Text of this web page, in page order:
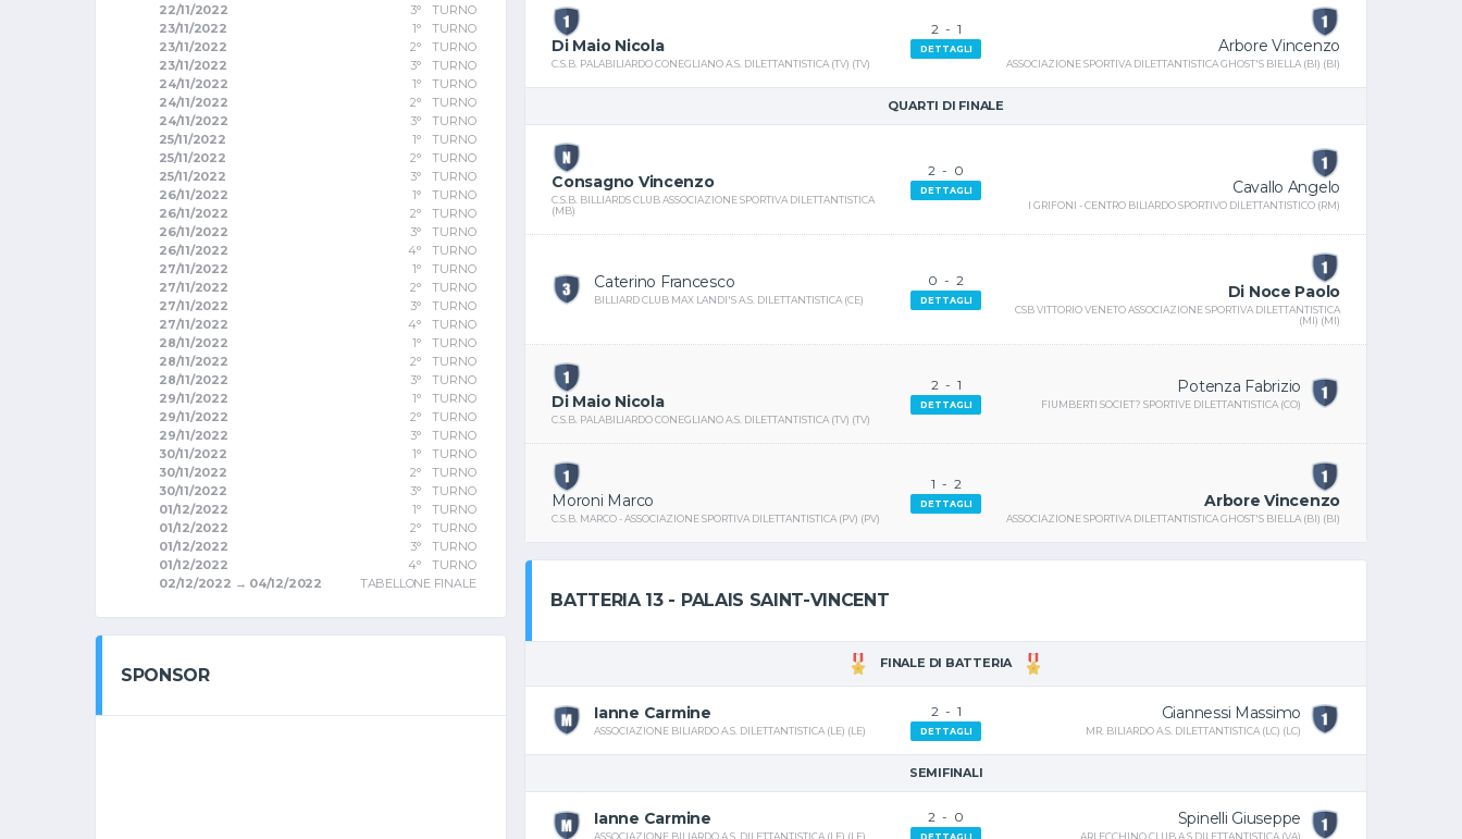
22/11/2022
3° TURNO
23/11/2022
1° TURNO
23/11/2022
2° TURNO
23/11/2022
3° TURNO
24/11/2022
1° TURNO
24/11/2022
2° TURNO
24/11/2022
3° TURNO
25/11/2022
1° TURNO
25/11/2022
2° TURNO
25/11/2022
3° TURNO
26/11/2022
1° TURNO
26/11/2022
2° TURNO
26/11/2022
3° TURNO
26/11/2022
4° TURNO
27/11/2022
1° TURNO
27/11/2022
2° TURNO
27/11/2022
3° TURNO
27/11/2022
4° TURNO
28/11/2022
1° TURNO
28/11/2022
2° TURNO
28/11/2022
3° TURNO
29/11/2022
1° TURNO
29/11/2022
2° TURNO
29/11/2022
3° TURNO
30/11/2022
1° TURNO
30/11/2022
2° TURNO
30/11/2022
3° TURNO
01/12/2022
1° TURNO
01/12/2022
2° TURNO
01/12/2022
3° TURNO
01/12/2022
4° TURNO
02/12/2022 → 04/12/2022
TABELLONE FINALE
SPONSOR
Di Maio Nicola
C.S.B. PALABILIARDO CONEGLIANO A.S. DILETTANTISTICA (TV) (TV)
2 - 1
DETTAGLI Arbore Vincenzo
ASSOCIAZIONE SPORTIVA DILETTANTISTICA GHOST'S BIELLA (BI) (BI)
QUARTI DI FINALE
Consagno Vincenzo
C.S.B. BILLIARDS CLUB ASSOCIAZIONE SPORTIVA DILETTANTISTICA
(MB)
2 - 0
DETTAGLI Cavallo Angelo
I GRIFONI - CENTRO BILIARDO SPORTIVO DILETTANTISTICO (RM)
Caterino Francesco
BILLIARD CLUB MAX LANDI'S A.S. DILETTANTISTICA (CE)
0 -2
DETTAGLI Di Noce Paolo
CSB VITTORIO VENETO ASSOCIAZIONE SPORTIVA DILETTANTISTICA
(MI) (MI)
Di Maio Nicola
C.S.B. PALABILIARDO CONEGLIANO A.S. DILETTANTISTICA (TV) (TV)
2 - 1
DETTAGLI
Potenza Fabrizio
FIUMBERTI SOCIET? SPORTIVE DILETTANTISTICA (CO)
Moroni Marco
C.S.B. MARCO - ASSOCIAZIONE SPORTIVA DILETTANTISTICA (PV) (PV)
1 - 2
DETTAGLI Arbore Vincenzo
ASSOCIAZIONE SPORTIVA DILETTANTISTICA GHOST'S BIELLA (BI) (BI)
BATTERIA 13 - PALAIS SAINT-VINCENT
FINALE DI BATTERIA
Ianne Carmine
ASSOCIAZIONE BILIARDO A.S. DILETTANTISTICA (LE) (LE)
2 - 1
DETTAGLI
Giannessi Massimo
MR. BILIARDO A.S. DILETTANTISTICA (LC) (LC)
SEMIFINALI
Ianne Carmine
ASSOCIAZIONE BILIARDO A.S. DILETTANTISTICA (LE) (LE)
2 - 0
DETTAGLI
Spinelli Giuseppe
ARLECCHINO CLUB A.S.DILETTANTISTICA (VA)